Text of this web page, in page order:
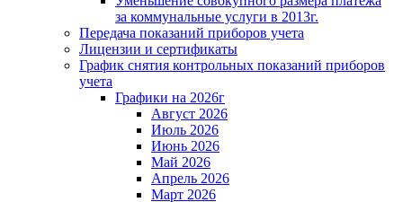
за коммунальные услуги в 2013г.
Передача показаний приборов учета
Лицензии и сертификаты
График снятия контрольных показаний приборов
учета
Графики на 2026г
Август 2026
Июль 2026
Июнь 2026
Май 2026
Апрель 2026
Март 2026